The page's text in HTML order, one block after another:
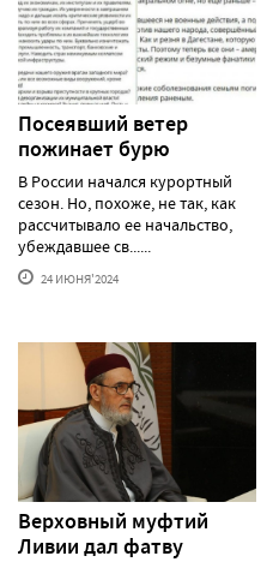
Посеявший ветер
пожинает бурю
В России начался курортный
сезон. Но, похоже, не так, как
рассчитывало ее начальство,
убеждавшее св......
24 ИЮНЯ'2024
Верховный муфтий
Ливии дал фатву